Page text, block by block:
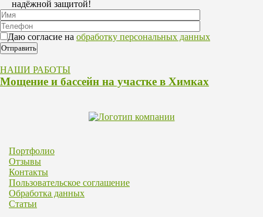
надёжной защитой!
Даю согласие на обработку персональных данных
НАШИ РАБОТЫ
Мощение и бассейн на участке в Химках
Портфолио
Отзывы
Контакты
Пользовательское соглашение
Обработка данных
Статьи